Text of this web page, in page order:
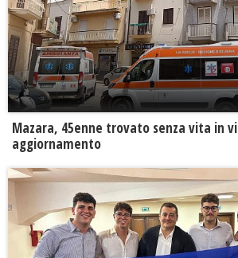
Mazara, 45enne trovato senza vita in
aggiornamento